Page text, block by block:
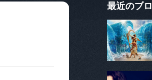
最近のブ